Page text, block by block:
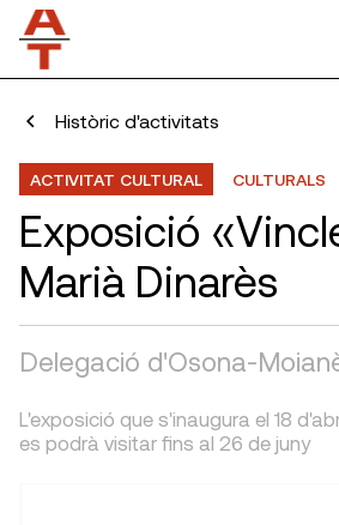
Històric d'activitats
ACTIVITAT CULTURAL CULTURALS
Exposició
Marià Dinarès
Delegació d'Osona-
L'exposició que s'inaugura el 18
es podrà visitar fins al 26 de juny